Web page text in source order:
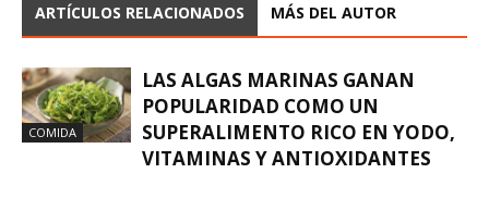
ARTÍCULOS RELACIONADOS MÁS DEL AUTOR
COMIDA
LAS ALGAS MARINAS GANAN
POPULARIDAD COMO UN
SUPERALIMENTO RICO EN YODO,
VITAMINAS Y ANTIOXIDANTES